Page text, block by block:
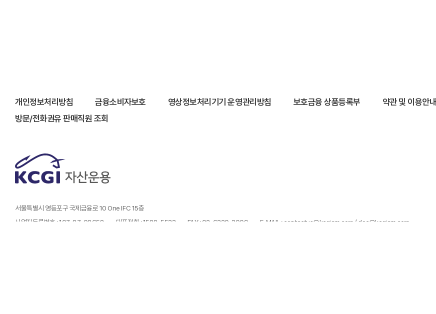
개인정보처리방침 금융소비자보호 영상정보처리기기 운영관리방침 보호금융 상품등록부 약관 및 이용안내
방문/전화권유 판매직원 조회
서울특별시 영등포구 국제금융로 10 One IFC 15층
사업자등록번호 : 107-87-08658
대표전화 : 1588-5533 FAX : 02-6320-3009 E-MAIL : contactus@kcgiam.com / doc@kcgiam.com